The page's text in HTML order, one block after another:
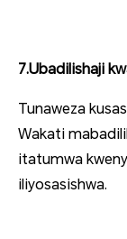
7.Ubadilishaji
Tunaweza
Wakati
itatumwa
iliyosasishwa.